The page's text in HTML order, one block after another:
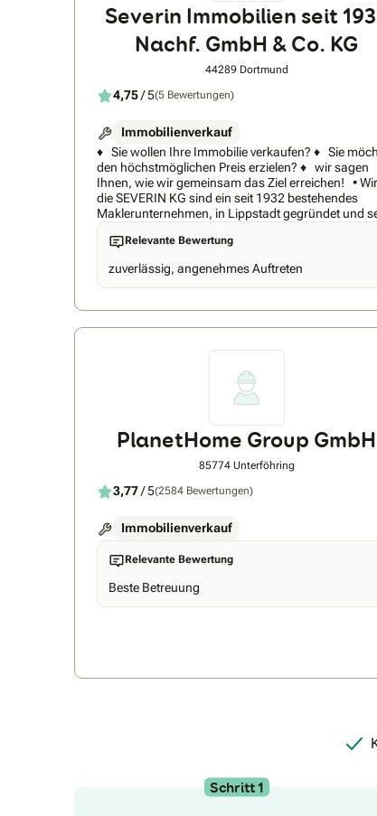
Severin Immobilien seit
Nachf. GmbH & Co. KG
44289 Dortmund
4,75/ 5(5 Bewertungen)
Immobilienverkauf
♦ Sie wollen Ihre Immobilie verkaufen? ♦ Sie möchten
den höchstmöglichen Preis erzielen? ♦ wir sagen
Ihnen, wie wir gemeinsam das Ziel erreichen! • Wir,
die SEVERIN KG sind ein seit 1932 bestehendes
Maklerunternehmen, in Lippstadt gegründet und
dem Jahr 2000 auch in Dortmund und dem Kreis
Unna tätig. Unsere Geschäftsgebiete sind: • die
und Verpachtung von Wohnungen und Flächen aller
Art • Vermittlung und Verkauf von Grundstücken •
erstellen ein professionelles Verkehrswertgutachten •
unseren vorgemerkten Kunden an • wir präsentieren
Käufers und verlangen die schriftliche Bankbestätig
einer Deutschen Bank vor Abschluss des
www.immobilien-severin-kg.de …sprechen Sie uns
Relevante Bewertung
zuverlässig, angenehmes Auftreten
PlanetHome Group GmbH
85774 Unterföhring
3,77/ 5(2584 Bewertungen)
Immobilienverkauf
Relevante Bewertung
Beste Betreuung
Schritt 1